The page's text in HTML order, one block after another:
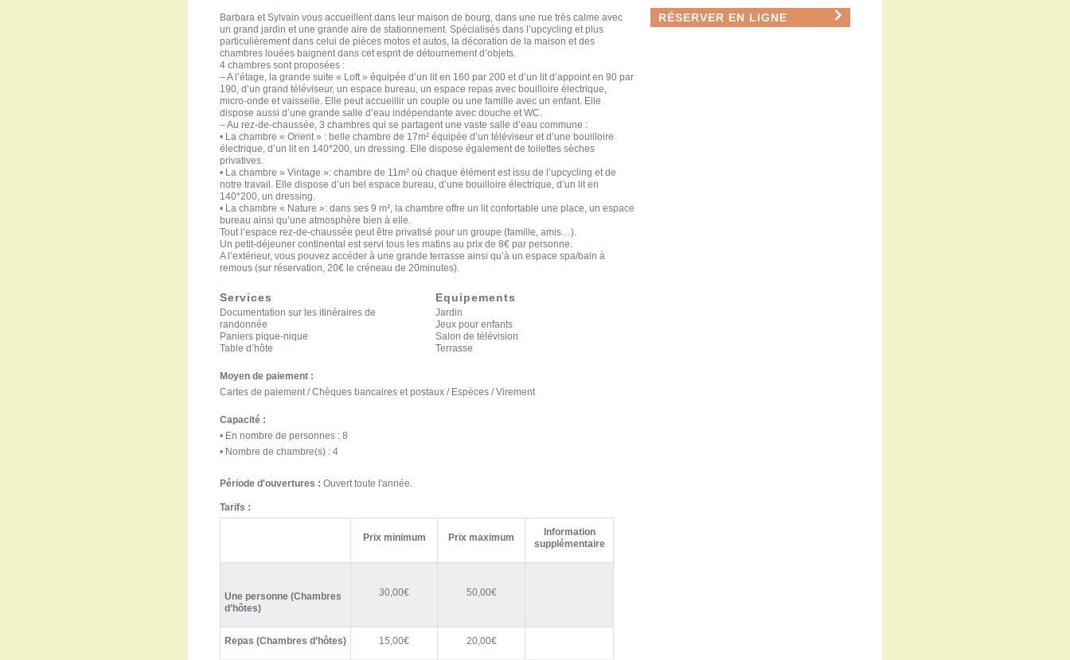
Barbara et Sylvain vous accueillent dans leur maison de bourg, dans une rue très calme avec
un grand jardin et une grande aire de stationnement. Spécialisés dans l’upcycling et plus
particulièrement dans celui de pièces motos et autos, la décoration de la maison et des
chambres louées baignent dans cet esprit de détournement d’objets.
4 chambres sont proposées :
– A l’étage, la grande suite « Loft » équipée d’un lit en 160 par 200 et d’un lit d’appoint en 90 par
190, d’un grand téléviseur, un espace bureau, un espace repas avec bouilloire électrique,
micro-onde et vaisselle. Elle peut accueillir un couple ou une famille avec un enfant. Elle
dispose aussi d’une grande salle d’eau indépendante avec douche et WC.
– Au rez-de-chaussée, 3 chambres qui se partagent une vaste salle d’eau commune :
• La chambre « Orient » : belle chambre de 17m² équipée d’un téléviseur et d’une bouilloire
électrique, d’un lit en 140*200, un dressing. Elle dispose également de toilettes sèches
privatives.
• La chambre » Vintage »: chambre de 11m² où chaque élément est issu de l’upcycling et de
notre travail. Elle dispose d’un bel espace bureau, d’une bouilloire électrique, d’un lit en
140*200, un dressing.
• La chambre « Nature »: dans ses 9 m², la chambre offre un lit confortable une place, un espace
bureau ainsi qu’une atmosphère bien à elle.
Tout l’espace rez-de-chaussée peut être privatisé pour un groupe (famille, amis…).
Un petit-déjeuner continental est servi tous les matins au prix de 8€ par personne.
A l’extérieur, vous pouvez accéder à une grande terrasse ainsi qu’à un espace spa/bain à
remous (sur réservation, 20€ le créneau de 20minutes).
Services
Documentation sur les itinéraires de
randonnée
Paniers pique-nique
Table d’hôte
Equipements
Jardin
Jeux pour enfants
Salon de télévision
Terrasse
Moyen de paiement :
Cartes de paiement / Chèques bancaires et postaux / Espèces / Virement
Capacité :
• En nombre de personnes : 8
• Nombre de chambre(s) : 4
Période d'ouvertures : Ouvert toute l'année.
Tarifs :
Prix minimum Prix maximum
Information
supplémentaire
Une personne (Chambres
d’hôtes)
30,00€ 50,00€
Repas (Chambres d’hôtes) 15,00€ 20,00€
RÉSERVER EN LIGNE